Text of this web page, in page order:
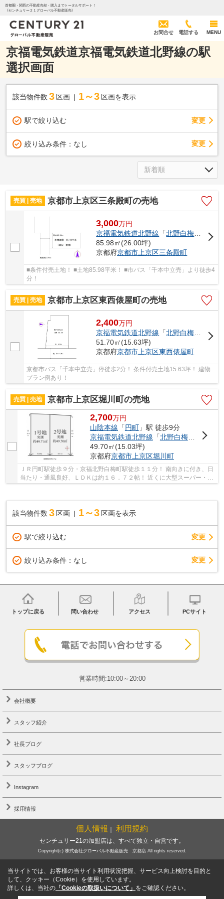
首都圏・関西の不動産売却・購入までトータルサポート！
《センチュリー２１グローバル不動産販売》
お問合せ 電話する MENU
京福電気鉄道京福電気鉄道北野線の駅
選択画面
該当物件数 3 区画 1～3 区画を表示
駅で絞り込む 変更
絞り込み条件： なし 変更
売買 | 売地 京都市上京区三条殿町の売地
3,000万円
京福電気鉄道北野線 「北野白梅町
」駅
85.98㎡(26.00坪)
京都府京都市上京区三条殿町
■条件付売土地！ ■土地85.98平米！ ■市バス「千本中立売」より徒歩4
分！
売買 | 売地 京都市上京区東西俵屋町の売地
2,400万円
京福電気鉄道北野線 「北野白梅町
」駅
51.70㎡(15.63坪)
京都府京都市上京区東西俵屋町
京都市バス「千本中立売」停徒歩2分！ 条件付売土地15.63坪！ 建物
プラン例あり！
売買 | 売地 京都市上京区堀川町の売地
2,700万円
山陰本線 「円町」駅 徒歩9分
京福電気鉄道北野線 「北野白梅町
」駅 徒
49.70㎡(15.03坪)
京都府京都市上京区堀川町
ＪＲ円町駅徒歩９分・京福北野白梅町駅徒歩１１分！ 南向きに付き、日
当たり・通風良好、ＬＤＫは約１６．７２帖！ 近くに大型スーパー・病
院・コンビニなどがあり利便性の良い立地！
該当物件数 3 区画 1～3 区画を表示
駅で絞り込む 変更
絞り込み条件： なし 変更
トップに戻る 問い合わせ アクセス PCサイト
営業時間:10:00～20:00
会社概要
スタッフ紹介
社長ブログ
スタッフブログ
Instagram
採用情報
個人情報 利用規約
センチュリー21の加盟店は、すべて独立・自営です。
Copyright(c) 株式会社グローバル不動産販売 京都店 All rights reserved.
当サイトでは、お客様の当サイト利用状況把握、サービス向上検討を目的と
して、クッキー（Cookie）を使用しています。
詳しくは、当社の 「Cookieの取扱いについて」 をご確認ください。